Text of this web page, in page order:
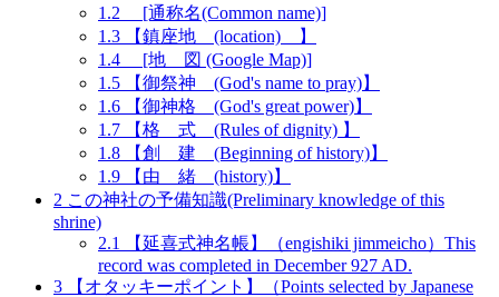
1.2 [通称名(Common name)]
1.3 【鎮座地 (location) 】
1.4 [地 図 (Google Map)]
1.5 【御祭神 (God's name to pray)】
1.6 【御神格 (God's great power)】
1.7 【格 式 (Rules of dignity) 】
1.8 【創 建 (Beginning of history)】
1.9 【由 緒 (history)】
2 この神社の予備知識(Preliminary knowledge of this
shrine)
2.1
【延喜式神名帳】（engishiki jimmeicho）This
record was completed in December 927 AD.
3 【オタッキーポイント】（Points selected by Japanese